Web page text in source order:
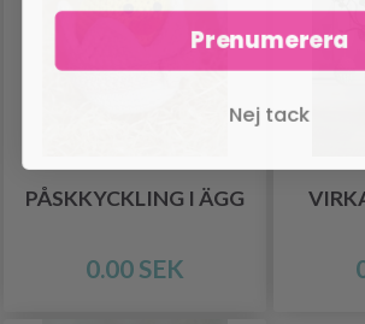
PÅSKKYCKLING I ÄGG
0.00 SEK
Prenumerera
Nej tack